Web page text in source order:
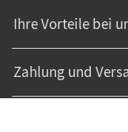
Ihre Vorteile bei
Zahlung und